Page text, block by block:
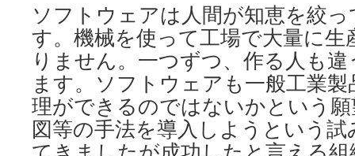
ソフトウェアは人間が知恵を絞
す。機械を使って工場で大量に
りません。一つずつ、作る人も
ます。ソフトウェアも一般工業
理ができるのではないかという
図等の手法を導入しようという